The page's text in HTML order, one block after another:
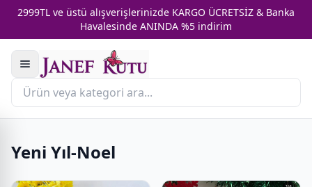
2999TL ve üstü alışverişlerinizde KARGO ÜCRETSİZ & Banka
Havalesinde ANINDA %5 indirim
Yeni Yıl-Noel